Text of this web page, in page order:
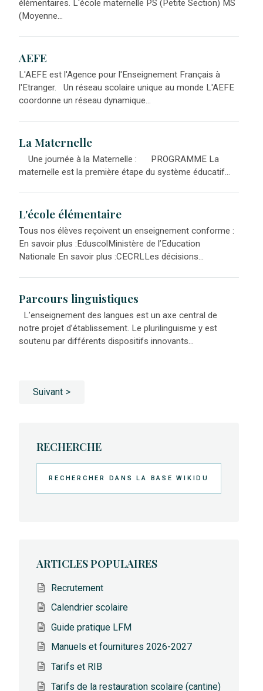
élémentaires. L'école maternelle PS (Petite Section) MS
(Moyenne...
AEFE
L'AEFE est l'Agence pour l'Enseignement Français à
l'Etranger. Un réseau scolaire unique au monde L'AEFE
coordonne un réseau dynamique...
La Maternelle
Une journée à la Maternelle : PROGRAMME La
maternelle est la première étape du système éducatif...
L'école élémentaire
Tous nos élèves reçoivent un enseignement conforme :
En savoir plus :EduscolMinistère de l’Education
Nationale En savoir plus :CECRLLes décisions...
Parcours linguistiques
L’enseignement des langues est un axe central de
notre projet d’établissement. Le plurilinguisme y est
soutenu par différents dispositifs innovants...
Suivant
RECHERCHE
ARTICLES POPULAIRES
Recrutement
Calendrier scolaire
Guide pratique LFM
Manuels et fournitures 2026-2027
Tarifs et RIB
Tarifs de la restauration scolaire (cantine)